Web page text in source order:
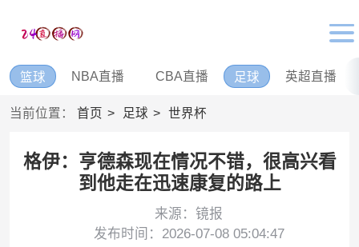
篮球 NBA直播 CBA直播 足球 英超直播
当前位置： 首页 足球 世界杯
格伊：亨德森现在情况不错，很高兴看
到他走在迅速康复的路上
来源：镜报
发布时间：2026-07-08 05:04:47